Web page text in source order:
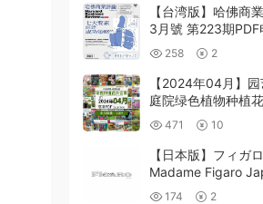
【台湾版】哈佛商
3月號 第223期PDF
258 2
【2024年04月】
庭院绿色植物种植
杂志2024年04月打
（120+本）
471 10
【日本版】フィガ
Madame Figaro
2025年5月PDF电子
174 2